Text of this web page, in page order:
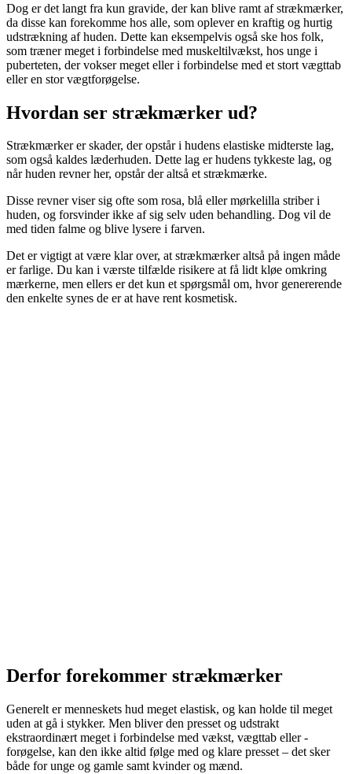
Dog er det langt fra kun gravide, der kan blive ramt af strækmærker,
da disse kan forekomme hos alle, som oplever en kraftig og hurtig
udstrækning af huden. Dette kan eksempelvis også ske hos folk,
som træner meget i forbindelse med muskeltilvækst, hos unge i
puberteten, der vokser meget eller i forbindelse med et stort vægttab
eller en stor vægtforøgelse.
Hvordan ser strækmærker ud?
Strækmærker er skader, der opstår i hudens elastiske midterste lag,
som også kaldes læderhuden. Dette lag er hudens tykkeste lag, og
når huden revner her, opstår der altså et strækmærke.
Disse revner viser sig ofte som rosa, blå eller mørkelilla striber i
huden, og forsvinder ikke af sig selv uden behandling. Dog vil de
med tiden falme og blive lysere i farven.
Det er vigtigt at være klar over, at strækmærker altså på ingen måde
er farlige. Du kan i værste tilfælde risikere at få lidt kløe omkring
mærkerne, men ellers er det kun et spørgsmål om, hvor genererende
den enkelte synes de er at have rent kosmetisk.
Derfor forekommer strækmærker
Generelt er menneskets hud meget elastisk, og kan holde til meget
uden at gå i stykker. Men bliver den presset og udstrakt
ekstraordinært meget i forbindelse med vækst, vægttab eller -
forøgelse, kan den ikke altid følge med og klare presset – det sker
både for unge og gamle samt kvinder og mænd.